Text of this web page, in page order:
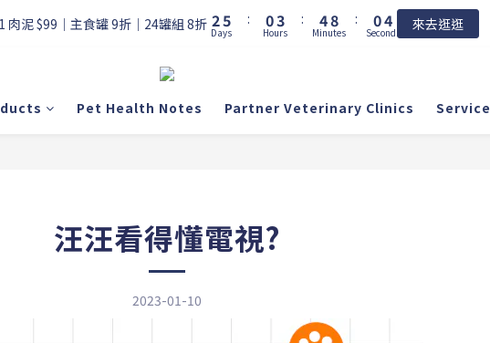
肉泥 $99｜主食罐 9折｜24罐組 8折 2
1
5
4
1
0
Days
:
03
2
Hours
:
4
3
0
8
7
4
3
Minutes
:
03
2
Seconds 來去逛逛
Pet Health Notes Partner Veterinary Clinics Service
汪汪看得懂電視?
2023-01-10